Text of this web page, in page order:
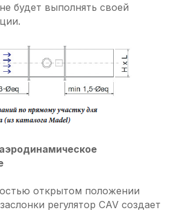
будет выполнять своей
открытом положении
регулятор CAV создает